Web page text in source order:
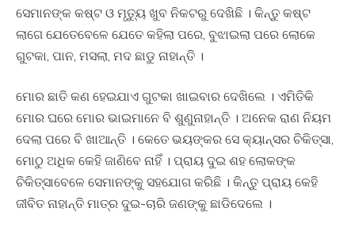
ସେମାନଙ୍କ କଷ୍ଟ ଓ ମୃତ୍ୟୁ ଖୁବ ନିକଟରୁ ଦେଖିଛି । କିନ୍ତୁ କଷ୍ଟ
ଲାଗେ ଯେତେବେଳେ ଯେତେ କହିଲା ପରେ, ବୁଝାଇଲା ପରେ ଲୋକେ
ଗୁଟକା, ପାନ, ମସଲା, ମଦ ଛାଡୁ ନାହାନ୍ତି ।
ମୋର ଛାତି କଣ ହେଇଯାଏ ଗୁଟକା ଖାଇବାର ଦେଖିଲେ । ଏମିତିକି
ମୋର ଘରେ ମୋର ଭାଇମାନେ ବି ଶୁଣୁନାହାନ୍ତି । ଅନେକ ରାଣ ନିୟମ
ଦେଲା ପରେ ବି ଖାଆନ୍ତି । କେତେ ଭୟଙ୍କର ସେ କ୍ୟାନ୍ସର ଚିକିତ୍ସା,
ମୋଠୁ ଅଧିକ କେହି ଜାଣିବେ ନାହିଁ । ପ୍ରାୟ ଦୁଇ ଶହ ଲୋକଙ୍କ
ଚିକିତ୍ସାବେଳେ ସେମାନଙ୍କୁ ସହଯୋଗ କରିଛି । କିନ୍ତୁ ପ୍ରାୟ କେହି
ଜୀବିତ ନାହାନ୍ତି ମାତ୍ର ଦୁଇ-ଚାରି ଜଣଙ୍କୁ ଛାଡିଦେଲେ ।